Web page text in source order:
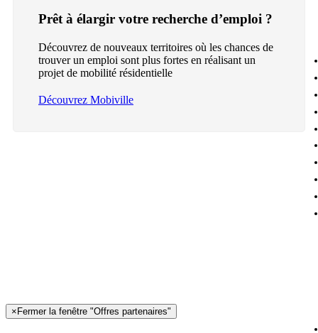
Prêt à élargir votre recherche d’emploi ?
Découvrez de nouveaux territoires où les chances de
trouver un emploi sont plus fortes en réalisant un
projet de mobilité résidentielle
Découvrez Mobiville
× Fermer la fenêtre "Offres partenaires"